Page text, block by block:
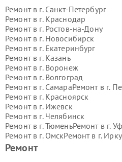
Ремонт
Ремонт в г. Санкт-Петербург
Ремонт в г. Краснодар
Ремонт в г. Ростов-на-Дону
Ремонт в г. Новосибирск
Ремонт в г. Екатеринбург
Ремонт в г. Казань
Ремонт в г. Воронеж
Ремонт в г. Волгоград
Ремонт в г. СамараРемонт в г.
Ремонт в г. Красноярск
Ремонт в г. Ижевск
Ремонт в г. Челябинск
Ремонт в г.ТюменьРемонт в г.
Ремонт в г. ОмскРемонт в г.
Ремонт в г.
Ремонт в г.